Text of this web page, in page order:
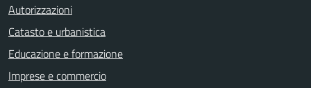
Autorizzazioni
Catasto e urbanistica
Educazione e formazione
Imprese e commercio